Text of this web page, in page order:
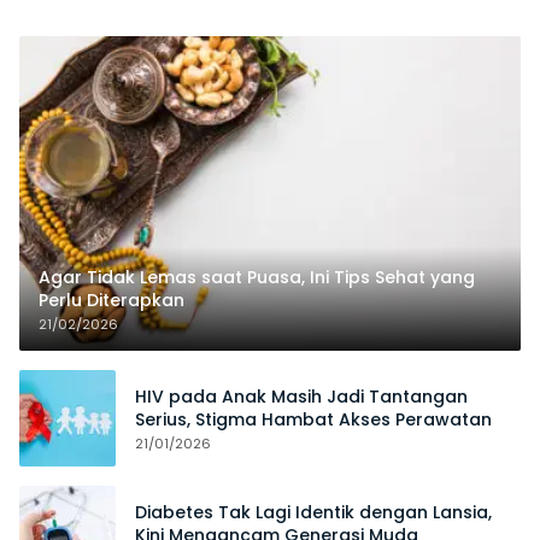
Agar Tidak Lemas saat Puasa, Ini Tips Sehat yang
Perlu Diterapkan
21/02/2026
HIV pada Anak Masih Jadi Tantangan
Serius, Stigma Hambat Akses Perawatan
21/01/2026
Diabetes Tak Lagi Identik dengan Lansia,